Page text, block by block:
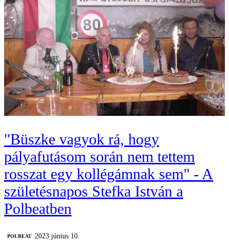
"Büszke vagyok rá, hogy
pályafutásom során nem tettem
rosszat egy kollégámnak sem" - A
születésnapos Stefka István a
Polbeatben
‎POLBEAT
2023 június 10.